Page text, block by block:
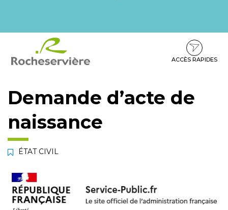
contenu
pied
ACCÈS RAPIDES
Demande d’acte de
naissance
ÉTAT CIVIL